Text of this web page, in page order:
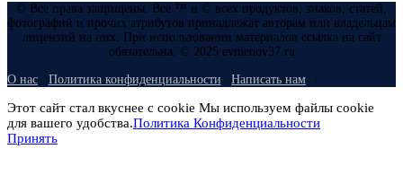
© Все права защищены. Все ™ и © всех продуктов, знаков, статей,
фотографий и прочих атрибутов принадлежат авторам или владельцам
лицензий на них. При использовании материалов ссылка на сайт
обязательна. © 2025 evmenov37.ru
О нас Политика конфиденциальности Написать нам
Этот сайт стал вкуснее с cookie Мы используем файлы cookie
для вашего удобства.Политика Конфиденциальности
Принять